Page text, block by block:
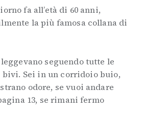
fa all’età di 60 anni,
la più famosa collana di
seguendo tutte le
bivi. Sei in un corridoio buio,
odore, se vuoi andare
13, se rimani fermo